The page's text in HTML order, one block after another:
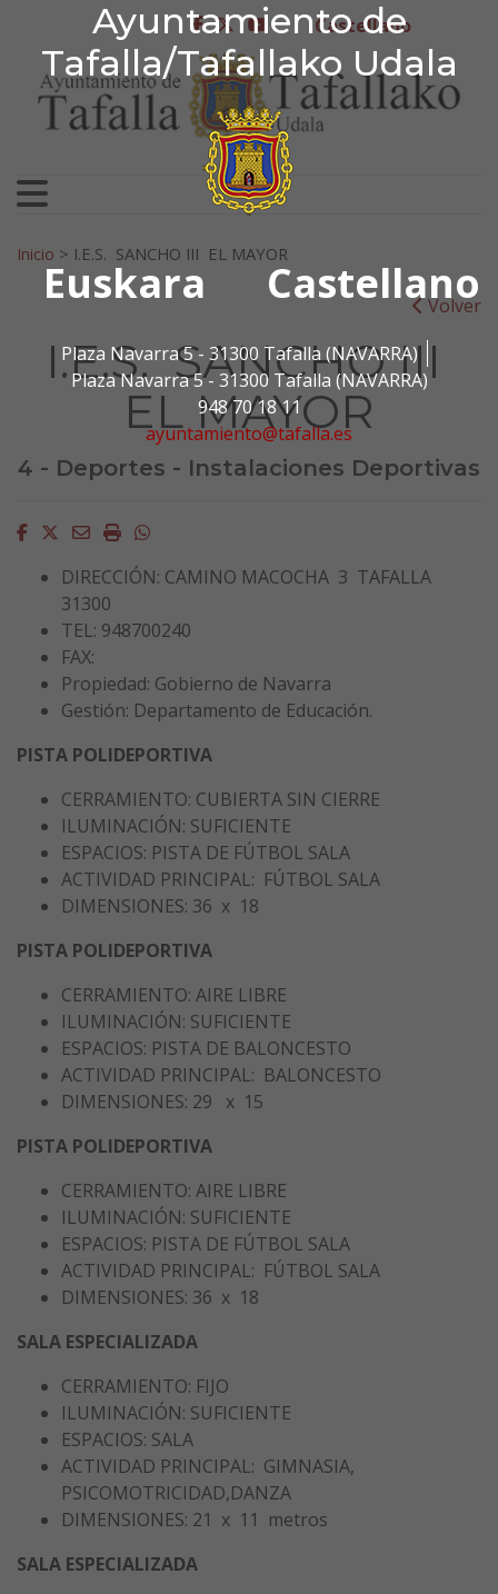
Ayuntamiento de
Tafalla/Tafallako Udala
Euskara Castellano
Plaza Navarra 5 - 31300 Tafalla (NAVARRA)
Plaza Navarra 5 - 31300 Tafalla (NAVARRA)
948 70 18 11
ayuntamiento@tafalla.es
Ir al contenido
Ayuntamiento de
facebook
twitter
youtubeCastellano
Search for:
Inicio > I.E.S. SANCHO III EL MAYOR
Volver
I.E.S. SANCHO III
EL MAYOR
4 - Deportes - Instalaciones Deportivas
Facebook
Twitter
EmailImprimirWhatsapp
DIRECCIÓN: CAMINO MACOCHA 3 TAFALLA
31300
TEL: 948700240
FAX:
Propiedad: Gobierno de Navarra
Gestión: Departamento de Educación.
PISTA POLIDEPORTIVA
CERRAMIENTO: CUBIERTA SIN CIERRE
ILUMINACIÓN: SUFICIENTE
ESPACIOS: PISTA DE FÚTBOL SALA
ACTIVIDAD PRINCIPAL: FÚTBOL SALA
DIMENSIONES: 36 x 18
PISTA POLIDEPORTIVA
CERRAMIENTO: AIRE LIBRE
ILUMINACIÓN: SUFICIENTE
ESPACIOS: PISTA DE BALONCESTO
ACTIVIDAD PRINCIPAL: BALONCESTO
DIMENSIONES: 29 x 15
PISTA POLIDEPORTIVA
CERRAMIENTO: AIRE LIBRE
ILUMINACIÓN: SUFICIENTE
ESPACIOS: PISTA DE FÚTBOL SALA
ACTIVIDAD PRINCIPAL: FÚTBOL SALA
DIMENSIONES: 36 x 18
SALA ESPECIALIZADA
CERRAMIENTO: FIJO
ILUMINACIÓN: SUFICIENTE
ESPACIOS: SALA
ACTIVIDAD PRINCIPAL: GIMNASIA,
PSICOMOTRICIDAD,DANZA
DIMENSIONES: 21 x 11 metros
SALA ESPECIALIZADA